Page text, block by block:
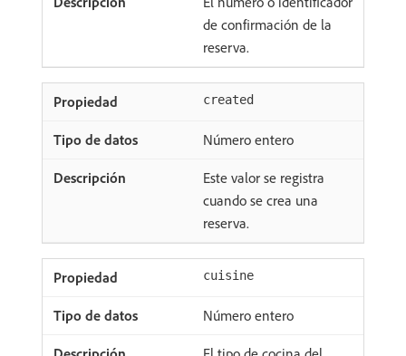
de confirmación de la
reserva.
created
Número entero
Este valor se registra
cuando se crea una
reserva.
cuisine
Número entero